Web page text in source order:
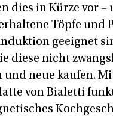
dies in Kürze vor –
Töpfe und
geeignet
diese nicht
und neue kaufen.
von Bialetti